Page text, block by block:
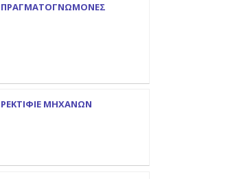
ΠΡΑΓΜΑΤΟΓΝΩΜΟΝΕΣ
ΡΕΚΤΙΦΙΕ ΜΗΧΑΝΩΝ